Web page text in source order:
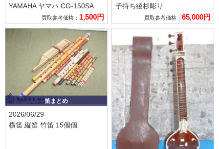
YAMAHA ヤマハ CG-150SA
買取参考価格： 1,500円
子持ち綾杉彫り
買取参考価格：65,000円
笛まとめ
2026/06/29
横笛 縦笛 竹笛 15個個